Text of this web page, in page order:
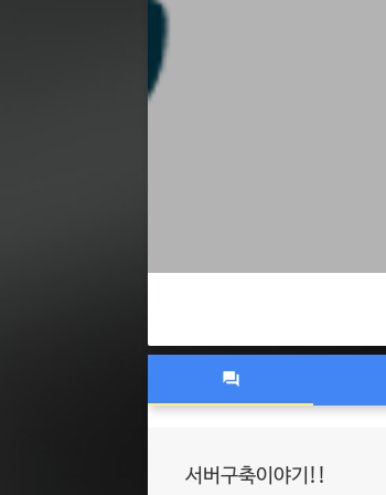
서버구축이야기!!